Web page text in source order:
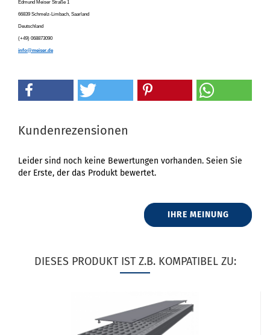
Edmund Meiser Straße 1
66839 Schmelz-Limbach, Saarland
Deutschland
(+49) 068873090
info@meiser.de
Kundenrezensionen
Leider sind noch keine Bewertungen vorhanden. Seien Sie
der Erste, der das Produkt bewertet.
IHRE MEINUNG
DIESES PRODUKT IST Z.B. KOMPATIBEL ZU: